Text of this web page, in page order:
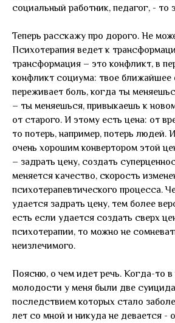
социальный работник, педагог, - то
Теперь расскажу про дорого. Не
Психотерапия ведет к
трансформация – это конфликт, в
конфликт социума: твое ближайшее
переживает боль, когда ты
– ты меняешься, привыкаешь к
от старого. И этому есть цена: от
то потерь, например, потерь людей.
очень хорошим конвертором этой
– задрать цену, создать
меняется качество, скорость
психотерапевтического процесса.
удается задрать цену, тем более
есть если удается создать сверх
психотерапии, то можно не
неизлечимого.
Поясню, о чем идет речь. Когда-то в
молодости у меня были две
последствием которых стало
лет со мной и никуда не девается -